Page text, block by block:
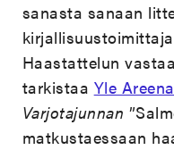
sanasta sanaan
kirjallisuustoimittaja
Haastattelun
tarkistaa Yle
Varjotajunnan
matkustaessaan